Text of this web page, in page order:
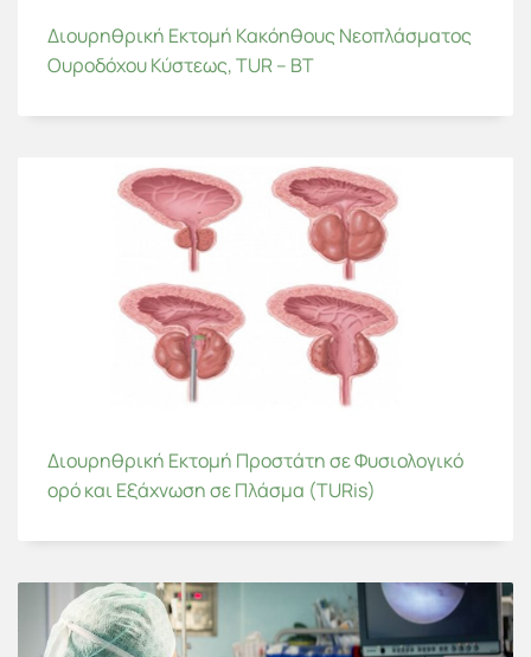
Διουρηθρική Εκτομή Κακόηθους Νεοπλάσματος
Ουροδόχου Κύστεως, TUR – BT
Διουρηθρική Εκτομή Προστάτη σε Φυσιολογικό
ορό και Εξάχνωση σε Πλάσμα (TURis)